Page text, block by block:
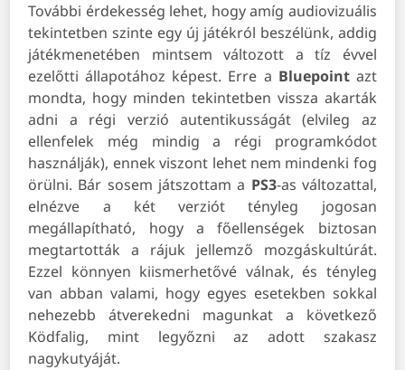
További érdekesség lehet, hogy amíg audiovizuális
tekintetben szinte egy új játékról beszélünk, addig
játékmenetében mintsem változott a tíz évvel
ezelőtti állapotához képest. Erre a Bluepointazt
mondta, hogy minden tekintetben vissza akarták
adni a régi verzió autentikusságát (elvileg az
ellenfelek még mindig a régi programkódot
használják), ennek viszont lehet nem mindenki fog
örülni. Bár sosem játszottam a PS3-as változattal,
elnézve a két verziót tényleg jogosan
megállapítható, hogy a főellenségek biztosan
megtartották a rájuk jellemző mozgáskultúrát.
Ezzel könnyen kiismerhetővé válnak, és tényleg
van abban valami, hogy egyes esetekben sokkal
nehezebb átverekedni magunkat a következő
Ködfalig, mint legyőzni az adott szakasz
nagykutyáját.